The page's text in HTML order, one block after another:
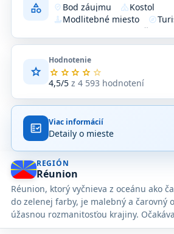
category where_to_vote Bod záujmu churchKostol
candleModlitebné miesto explore
Združenie
star
Hodnotenie
star star star star star
4,5/5z 4 593 hodnotení
Priemerné
hodnotenie
z
na
základe
4 593
hodnotení
na
Google
Maps.
fact_check Viac informácií
Detaily o mieste
REGIÓN
Réunion
Réunion, ktorý vyčnieva z oceánu ako
do zelenej farby, je malebný a čarovný
úžasnou rozmanitosťou krajiny.
smaragdové lesy, padajúce vodopády,